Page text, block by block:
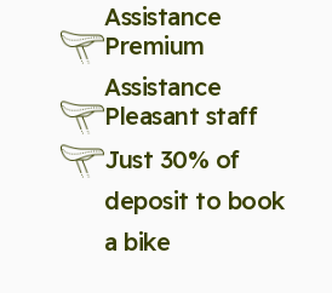
Assistance
Premium
Assistance
Pleasant staff
Just 30% of
deposit to book
a bike